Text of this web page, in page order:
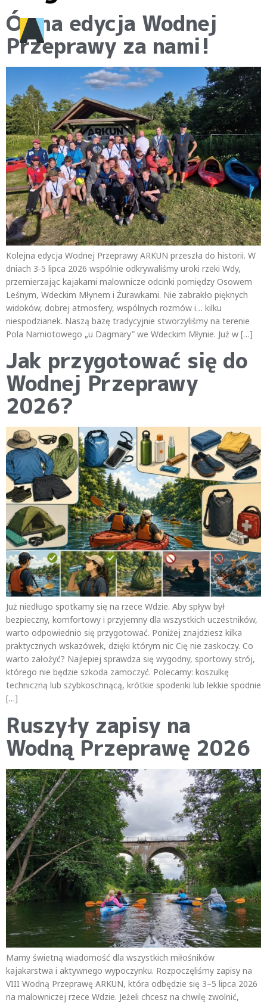
Ósma edycja Wodnej
Przeprawy za nami!
Kolejna edycja Wodnej Przeprawy ARKUN przeszła do historii. W
dniach 3-5 lipca 2026 wspólnie odkrywaliśmy uroki rzeki Wdy,
przemierzając kajakami malownicze odcinki pomiędzy Osowem
Leśnym, Wdeckim Młynem i Żurawkami. Nie zabrakło pięknych
widoków, dobrej atmosfery, wspólnych rozmów i… kilku
niespodzianek. Naszą bazę tradycyjnie stworzyliśmy na terenie
Pola Namiotowego „u Dagmary” we Wdeckim Młynie. Już w […]
Jak przygotować się do
Wodnej Przeprawy
2026?
Już niedługo spotkamy się na rzece Wdzie. Aby spływ był
bezpieczny, komfortowy i przyjemny dla wszystkich uczestników,
warto odpowiednio się przygotować. Poniżej znajdziesz kilka
praktycznych wskazówek, dzięki którym nic Cię nie zaskoczy. Co
warto założyć? Najlepiej sprawdza się wygodny, sportowy strój,
którego nie będzie szkoda zamoczyć. Polecamy: koszulkę
techniczną lub szybkoschnącą, krótkie spodenki lub lekkie spodnie
[…]
Ruszyły zapisy na
Wodną Przeprawę 2026
Mamy świetną wiadomość dla wszystkich miłośników
kajakarstwa i aktywnego wypoczynku. Rozpoczęliśmy zapisy na
VIII Wodną Przeprawę ARKUN, która odbędzie się 3–5 lipca 2026
na malowniczej rzece Wdzie. Jeżeli chcesz na chwilę zwolnić,